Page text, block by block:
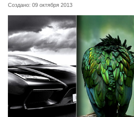
Создано: 09 октября 2013